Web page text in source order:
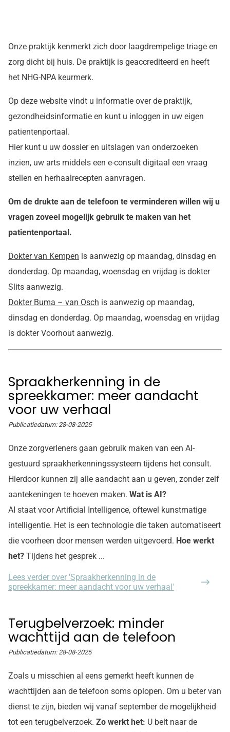
Onze praktijk kenmerkt zich door laagdrempelige triage en
zorg dicht bij huis. De praktijk is geaccrediteerd en heeft
het NHG-NPA keurmerk.
Op deze website vindt u informatie over de praktijk,
gezondheidsinformatie en kunt u inloggen in uw eigen
patientenportaal.
Hier kunt u uw dossier en uitslagen van onderzoeken
inzien, uw arts middels een e-consult digitaal een vraag
stellen en herhaalrecepten aanvragen.
Om de drukte aan de telefoon te verminderen willen wij u
vragen zoveel mogelijk gebruik te maken van het
patientenportaal.
Dokter van Kempen is aanwezig op maandag, dinsdag en
donderdag. Op maandag, woensdag en vrijdag is dokter
Slits aanwezig.
Dokter Buma – van Osch is aanwezig op maandag,
dinsdag en donderdag. Op maandag, woensdag en vrijdag
is dokter Voorhout aanwezig.
Spraakherkenning in de
spreekkamer: meer aandacht
voor uw verhaal
Publicatiedatum: 28-08-2025
Onze zorgverleners gaan gebruik maken van een AI-
gestuurd spraakherkenningssysteem tijdens het consult.
Hierdoor kunnen zij alle aandacht aan u geven, zonder zelf
aantekeningen te hoeven maken. Wat is AI?
AI staat voor Artificial Intelligence, oftewel kunstmatige
intelligentie. Het is een technologie die taken automatiseert
die voorheen door mensen werden uitgevoerd. Hoe werkt
het? Tijdens het gesprek ...
Lees verder over 'Spraakherkenning in de
spreekkamer: meer aandacht voor uw verhaal'
Terugbelverzoek: minder
wachttijd aan de telefoon
Publicatiedatum: 28-08-2025
Zoals u misschien al eens gemerkt heeft kunnen de
wachttijden aan de telefoon soms oplopen. Om u beter van
dienst te zijn, bieden wij vanaf september de mogelijkheid
tot een terugbelverzoek. Zo werkt het: U belt naar de